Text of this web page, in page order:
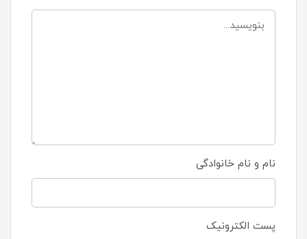
نام و نام خانوادگی
پست الکترونیک